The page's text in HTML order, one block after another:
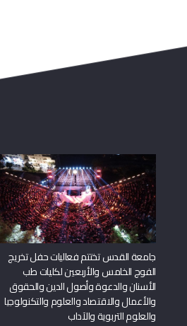
جامعة القدس تختتم فعاليات حفل تخريج
الفوج الخامس والأربعين لكليات طب
الأسنان والدعوة وأصول الدين والحقوق
والأعمال والاقتصاد والعلوم والتكنولوجيا
والعلوم التربوية والآداب